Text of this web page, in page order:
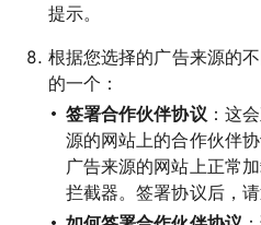
提示。
根据您选择的广告来源的
的一个：
签署合作伙伴协议：这
源的网站上的合作伙伴
广告来源的网站上正常
拦截器。签署协议后，